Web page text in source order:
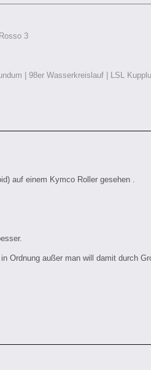
3
| 98er Wasserkreislauf | LSL
auf einem Kymco Roller gesehen .
Ordnung außer man will damit durch